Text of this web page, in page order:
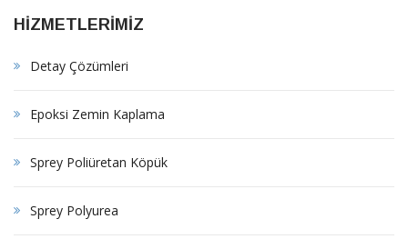
HİZMETLERİMİZ
Detay Çözümleri
Epoksi Zemin Kaplama
Sprey Poliüretan Köpük
Sprey Polyurea